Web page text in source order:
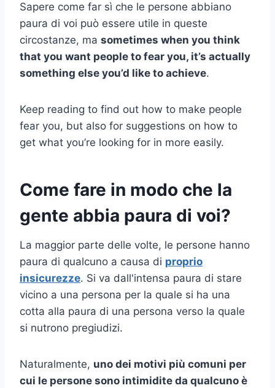
Sapere come far sì che le persone abbiano
paura di voi può essere utile in queste
circostanze, ma sometimes when you think
that you want people to fear you, it’s actually
something else you’d like to achieve.
Keep reading to find out how to make people
fear you, but also for suggestions on how to
get what you’re looking for in more easily.
Come fare in modo che la
gente abbia paura di voi?
La maggior parte delle volte, le persone hanno
paura di qualcuno a causa di proprio
insicurezze. Si va dall'intensa paura di stare
vicino a una persona per la quale si ha una
cotta alla paura di una persona verso la quale
si nutrono pregiudizi.
Naturalmente, uno dei motivi più comuni per
cui le persone sono intimidite da qualcuno è